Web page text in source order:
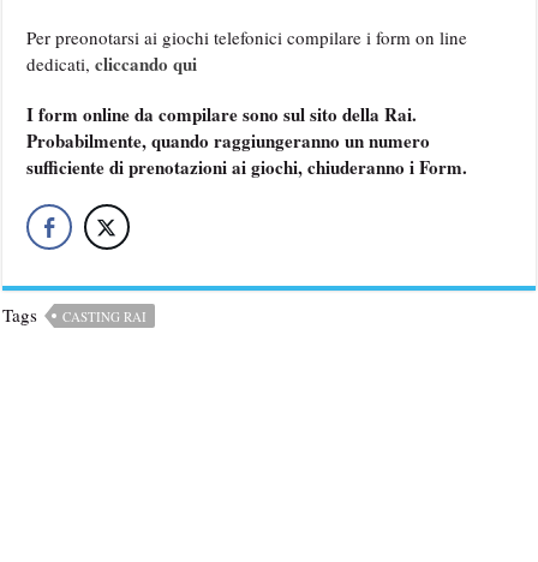
Per preonotarsi ai giochi telefonici compilare i form on line
dedicati,cliccando qui
I form online da compilare sono sul sito della Rai.
Probabilmente, quando raggiungeranno un numero
sufficiente di prenotazioni ai giochi, chiuderanno i Form.
Tags CASTING RAI